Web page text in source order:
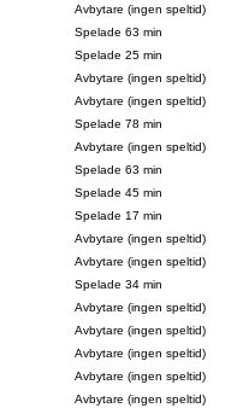
Avbytare (ingen speltid)
Spelade 63 min
Spelade 25 min
Avbytare (ingen speltid)
Avbytare (ingen speltid)
Spelade 78 min
Avbytare (ingen speltid)
Spelade 63 min
Spelade 45 min
Spelade 17 min
Avbytare (ingen speltid)
Avbytare (ingen speltid)
Spelade 34 min
Avbytare (ingen speltid)
Avbytare (ingen speltid)
Avbytare (ingen speltid)
Avbytare (ingen speltid)
Avbytare (ingen speltid)